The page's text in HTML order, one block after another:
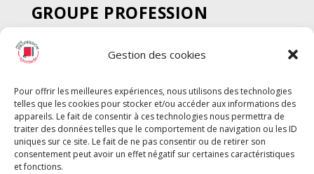
Gestion des cookies
Pour offrir les meilleures expériences, nous utilisons des technologies
telles que les cookies pour stocker et/ou accéder aux informations des
appareils. Le fait de consentir à ces technologies nous permettra de
traiter des données telles que le comportement de navigation ou les ID
uniques sur ce site. Le fait de ne pas consentir ou de retirer son
consentement peut avoir un effet négatif sur certaines caractéristiques
et fonctions.
GROUPE PROFESSION
SPECTACLE
Chèque Intermittents
Chèque Compta
Chèque Emploi Spectacle
G-Pods
Profession Audio-visuel